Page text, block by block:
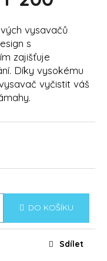
vysavačů
s
zajišťuje
Díky vysokému
vyčistit váš
DO KOŠÍKU
Sdílet